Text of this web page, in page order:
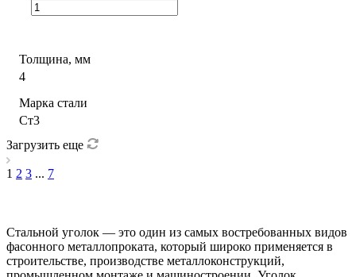
Толщина, мм
4
Марка стали
Ст3
Загрузить еще
1 2 3 ... 7
Стальной уголок — это один из самых востребованных видов
фасонного металлопроката, который широко применяется в
строительстве, производстве металлоконструкций,